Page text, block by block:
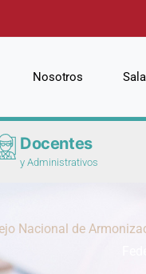
Nosotros
Docentes
y Administrativos
Nacional de